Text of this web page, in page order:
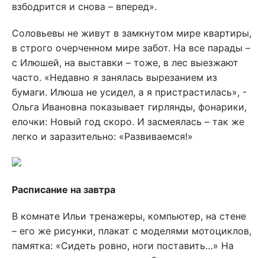
взбодрится и снова – вперед».
Соловьевы не живут в замкнутом мире квартиры,
в строго очерченном мире забот. На все парады –
с Илюшей, на выставки – тоже, в лес выезжают
часто. «Недавно я занялась вырезанием из
бумаги. Илюша не усидел, а я пристрастилась», -
Ольга Ивановна показывает гирлянды, фонарики,
елочки: Новый год скоро. И засмеялась – так же
легко и заразительно: «Развиваемся!»
Расписание на завтра
В комнате Ильи тренажеры, компьютер, на стене
– его же рисунки, плакат с моделями мотоциклов,
памятка: «Сидеть ровно, ноги поставить…» На